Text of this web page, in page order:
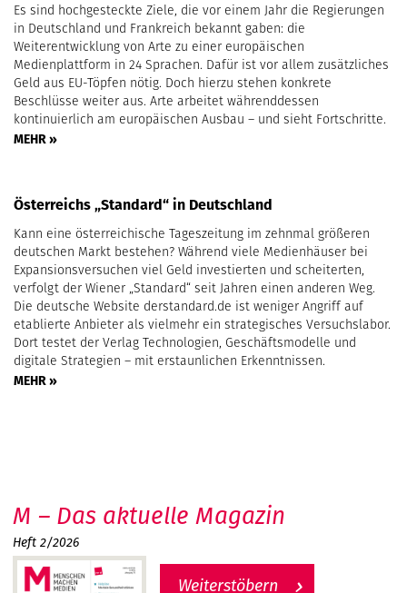
Es sind hochgesteckte Ziele, die vor einem Jahr die Regierungen
in Deutschland und Frankreich bekannt gaben: die
Weiterentwicklung von Arte zu einer europäischen
Medienplattform in 24 Sprachen. Dafür ist vor allem zusätzliches
Geld aus EU-Töpfen nötig. Doch hierzu stehen konkrete
Beschlüsse weiter aus. Arte arbeitet währenddessen
kontinuierlich am europäischen Ausbau – und sieht Fortschritte.
MEHR »
Österreichs „Standard“ in Deutschland
Kann eine österreichische Tageszeitung im zehnmal größeren
deutschen Markt bestehen? Während viele Medienhäuser bei
Expansionsversuchen viel Geld investierten und scheiterten,
verfolgt der Wiener „Standard“ seit Jahren einen anderen Weg.
Die deutsche Website derstandard.de ist weniger Angriff auf
etablierte Anbieter als vielmehr ein strategisches Versuchslabor.
Dort testet der Verlag Technologien, Geschäftsmodelle und
digitale Strategien – mit erstaunlichen Erkenntnissen.
MEHR »
M – Das aktuelle Magazin
Heft 2/2026
Weiterstöbern